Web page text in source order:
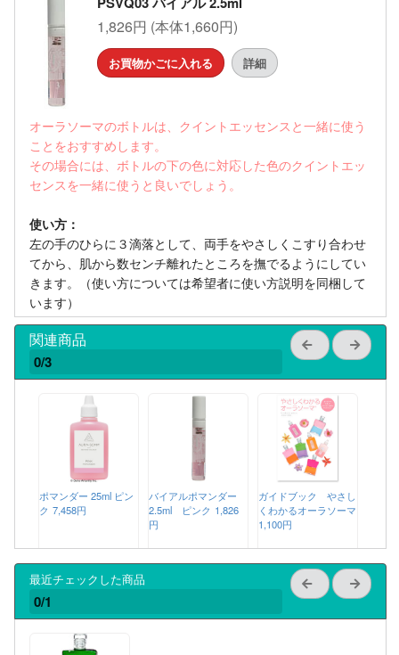
1,826円 (本体1,660円)
お買物かごに入れる 詳細
オーラソーマのボトルは、クイントエッセンスと一緒に使う
ことをおすすめします。
その場合には、ボトルの下の色に対応した色のクイントエッ
センスを一緒に使うと良いでしょう。
使い方：
左の手のひらに３滴落として、両手をやさしくこすり合わせ
てから、肌から数センチ離れたところを撫でるようにしてい
きます。（使い方については希望者に使い方説明を同梱して
います）
関連商品
0/3
ポマンダー 25ml ピン
ク 7,458円
バイアルポマンダー
2.5ml ピンク 1,826
円
ガイドブック やさし
くわかるオーラソーマ
1,100円
最近チェックした商品
0/1